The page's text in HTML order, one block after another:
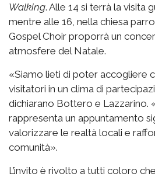
Walking. Alle 14 si terrà la visita
mentre alle 16, nella chiesa
Gospel Choir proporrà un
atmosfere del Natale.
«Siamo lieti di poter accogliere
visitatori in un clima di
dichiarano Bottero e Lazzarino.
rappresenta un appuntamento
valorizzare le realtà locali e
comunità».
L’invito è rivolto a tutti coloro